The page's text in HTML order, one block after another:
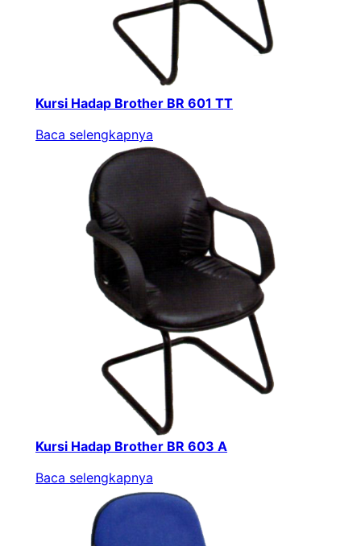
Kursi Hadap Brother BR 601 TT
Baca selengkapnya
Kursi Hadap Brother BR 603 A
Baca selengkapnya